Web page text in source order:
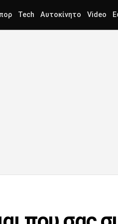
Tech Αυτοκίνητο Video